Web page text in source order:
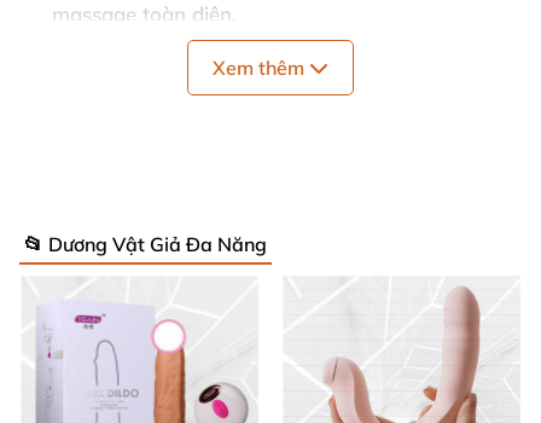
massage toàn diện.
: 1.77" (khoảng 4.5 cm) – Mang lại
đẩy, đảm bảo kích thích mạnh mẽ
sử dụng lâu dài. Chất liệu silicone y tế cao cấp
toàntuyệt đối cho da nhạy cảm
Xem thêm
📂 Dương Vật Giả Đa Năng